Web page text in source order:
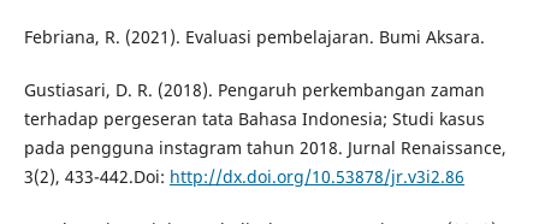
Febriana, R. (2021). Evaluasi pembelajaran. Bumi Aksara.
Gustiasari, D. R. (2018). Pengaruh perkembangan zaman
terhadap pergeseran tata Bahasa Indonesia; Studi kasus
pada pengguna instagram tahun 2018. Jurnal Renaissance,
3(2), 433-442.Doi: http://dx.doi.org/10.53878/jr.v3i2.86